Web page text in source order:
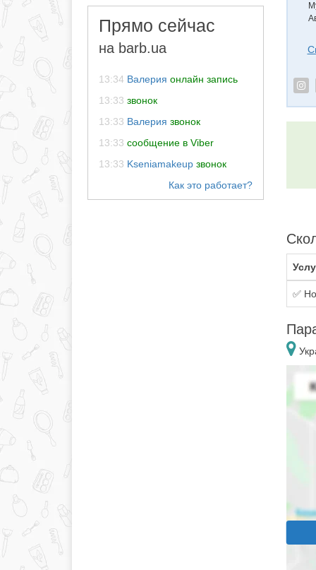
Прямо сейчас
на barb.ua
13:34 Валерия онлайн запись
13:33 звонок
13:33 Валерия звонок
13:33 сообщение в Viber
13:33 Kseniamakeup звонок
✅